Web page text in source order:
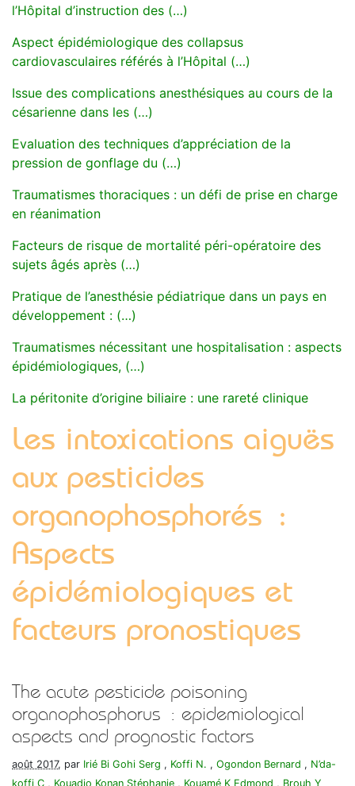
l’Hôpital d’instruction des (…)
Aspect épidémiologique des collapsus
cardiovasculaires référés à l’Hôpital (…)
Issue des complications anesthésiques au cours de la
césarienne dans les (…)
Evaluation des techniques d’appréciation de la
pression de gonflage du (…)
Traumatismes thoraciques : un défi de prise en charge
en réanimation
Facteurs de risque de mortalité péri-opératoire des
sujets âgés après (…)
Pratique de l’anesthésie pédiatrique dans un pays en
développement : (…)
Traumatismes nécessitant une hospitalisation : aspects
épidémiologiques, (…)
La péritonite d’origine biliaire : une rareté clinique
Les intoxications aiguës
aux pesticides
organophosphorés :
Aspects
épidémiologiques et
facteurs pronostiques
The acute pesticide poisoning
organophosphorus : epidemiological
aspects and prognostic factors
août 2017, par Irié Bi Gohi Serg , Koffi N. , Ogondon Bernard , N’da-
koffi C , Kouadio Konan Stéphanie , Kouamé K Edmond , Brouh Y